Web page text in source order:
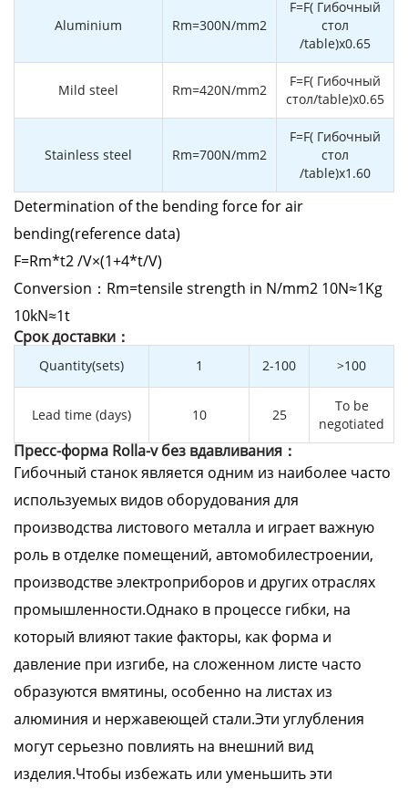
Aluminium Rm=300N/mm2
F=F( Гибочный
стол
/table)x0.65
Mild steel Rm=420N/mm2
F=F( Гибочный
стол/table)x0.65
Stainless steel Rm=700N/mm2
F=F( Гибочный
стол
/table)x1.60
Determination of the bending force for air
bending(reference data)
F=Rm*t2 /V×(1+4*t/V)
Conversion：Rm=tensile strength in N/mm2 10N≈1Kg
10kN≈1t
Cрок доставки：
Quantity(sets) 1 2-100 >100
Lead time (days) 10 25
To be
negotiated
Пресс-форма Rolla-v без вдавливания：
Гибочный станок является одним из наиболее часто
используемых видов оборудования для
производства листового металла и играет важную
роль в отделке помещений, автомобилестроении,
производстве электроприборов и других отраслях
промышленности.Однако в процессе гибки, на
который влияют такие факторы, как форма и
давление при изгибе, на сложенном листе часто
образуются вмятины, особенно на листах из
алюминия и нержавеющей стали.Эти углубления
могут серьезно повлиять на внешний вид
изделия.Чтобы избежать или уменьшить эти